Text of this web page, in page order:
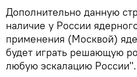
Дополнительно данную
наличие у России
применения (Москвой)
будет играть решающую
любую эскалацию России".